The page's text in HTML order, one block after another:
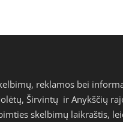
reklamos bei
Širvintų ir Anykščių
skelbimų laikraštis,